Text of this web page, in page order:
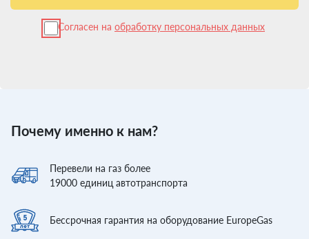
Согласен на обработку персональных данных
Почему именно к нам?
Перевели на газ более
19000 единиц автотранспорта
Бессрочная гарантия на оборудование EuropeGas